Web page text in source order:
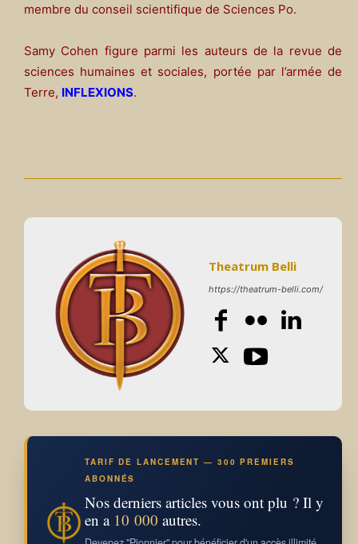
membre du conseil scientifique de Sciences Po.
Samy Cohen figure parmi les auteurs de la revue de
sciences humaines et sociales, portée par l’armée de
Terre, INFLEXIONS.
Theatrum Belli
https://theatrum-belli.com/
TARIF DE LANCEMENT — 300 PREMIERS
ABONNÉS
Nos derniers articles vous ont plu ? Il y
en a 10 000 autres.